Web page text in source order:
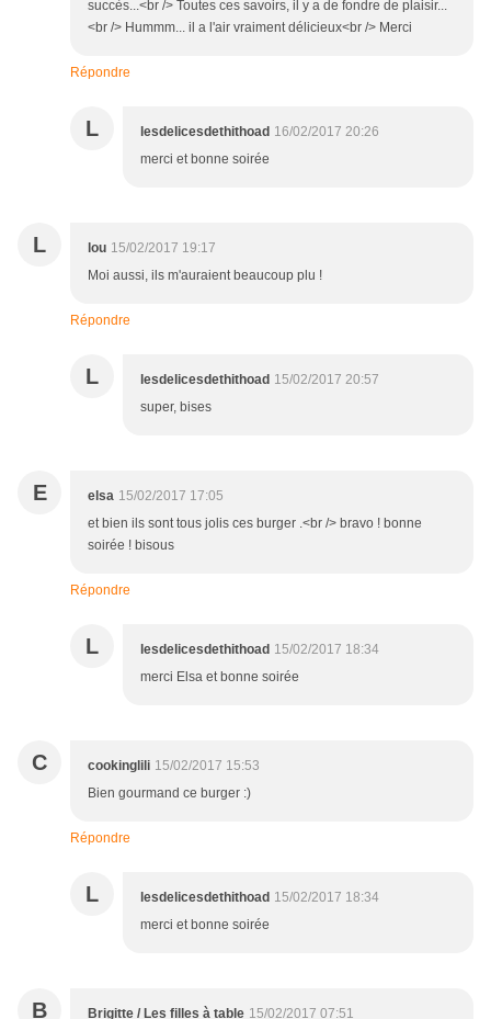
succès...<br /> Toutes ces savoirs, il y a de fondre de plaisir...
<br /> Hummm... il a l'air vraiment délicieux<br /> Merci
Répondre
L lesdelicesdethithoad 16/02/2017 20:26
merci et bonne soirée
L lou 15/02/2017 19:17
Moi aussi, ils m'auraient beaucoup plu !
Répondre
L lesdelicesdethithoad 15/02/2017 20:57
super, bises
E elsa 15/02/2017 17:05
et bien ils sont tous jolis ces burger .<br /> bravo ! bonne
soirée ! bisous
Répondre
L lesdelicesdethithoad 15/02/2017 18:34
merci Elsa et bonne soirée
C cookinglili 15/02/2017 15:53
Bien gourmand ce burger :)
Répondre
L lesdelicesdethithoad 15/02/2017 18:34
merci et bonne soirée
B Brigitte / Les filles à table 15/02/2017 07:51